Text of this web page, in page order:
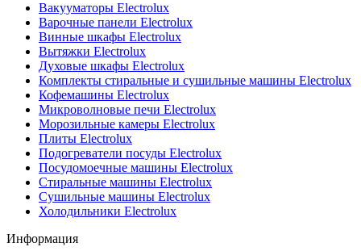
Вакууматоры Electrolux
Варочные панели Electrolux
Винные шкафы Electrolux
Вытяжки Electrolux
Духовые шкафы Electrolux
Комплекты стиральные и сушильные машины Electrolux
Кофемашины Electrolux
Микроволновые печи Electrolux
Морозильные камеры Electrolux
Плиты Electrolux
Подогреватели посуды Electrolux
Посудомоечные машины Electrolux
Стиральные машины Electrolux
Сушильные машины Electrolux
Холодильники Electrolux
Информация